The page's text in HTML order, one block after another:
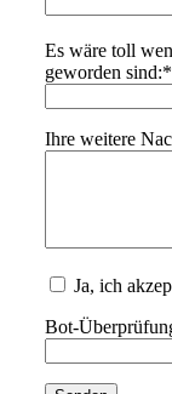
Es wäre toll
geworden sind:*
Ihre weitere
Ja, ich
Bot-